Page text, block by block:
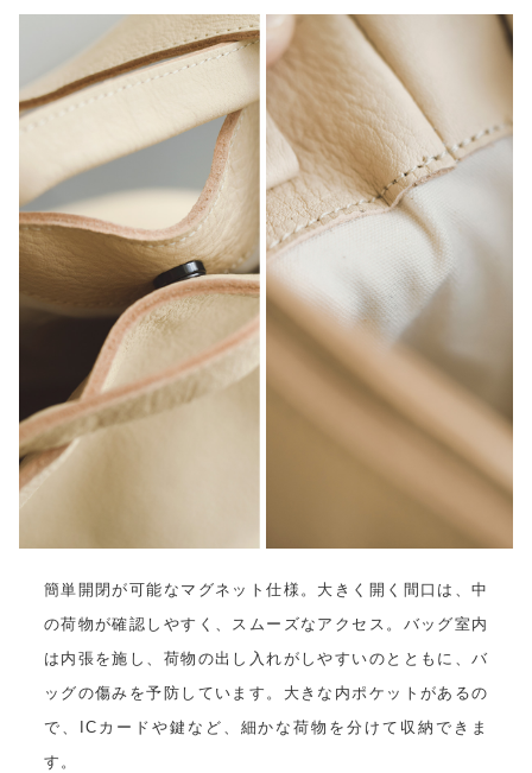
簡単開閉が可能なマグネット仕様。大きく開く間口は、中
の荷物が確認しやすく、スムーズなアクセス。バッグ室内
は内張を施し、荷物の出し入れがしやすいのとともに、バ
ッグの傷みを予防しています。大きな内ポケットがあるの
で、ICカードや鍵など、細かな荷物を分けて収納できま
す。